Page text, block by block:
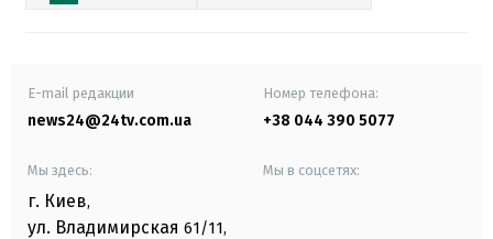
E-mail редакции
news24@24tv.com.ua
Номер телефона:
+38 044 390 5077
Мы здесь:
г. Киев,
ул. Владимирская 61/11,
Мы в соцсетях: